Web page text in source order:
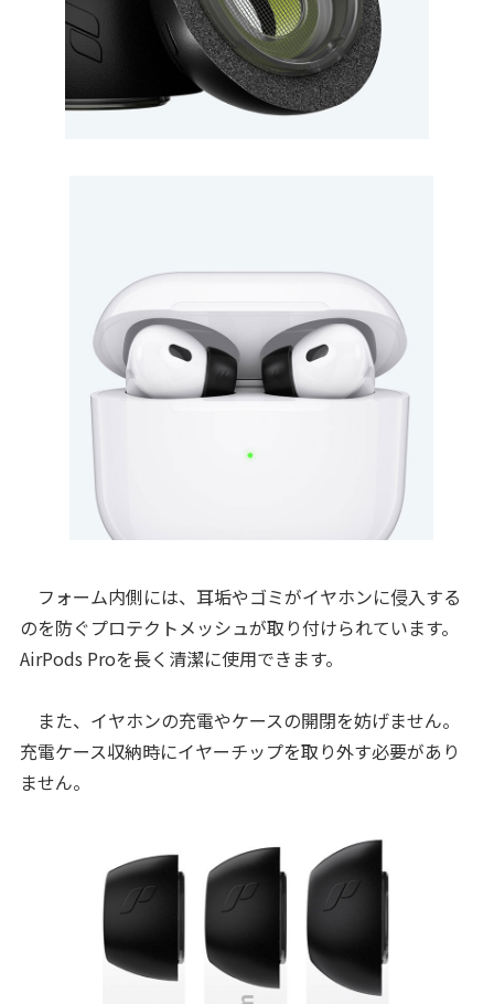
フォーム内側には、耳垢やゴミがイヤホンに侵入する
のを防ぐプロテクトメッシュが取り付けられています。
AirPods Proを長く清潔に使用できます。
また、イヤホンの充電やケースの開閉を妨げません。
充電ケース収納時にイヤーチップを取り外す必要があり
ません。